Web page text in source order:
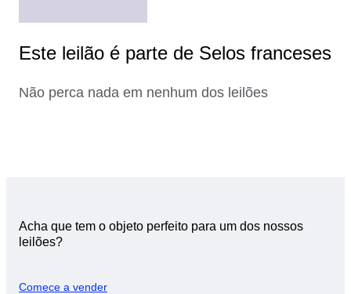
Este leilão é parte de Selos franceses
Não perca nada em nenhum dos leilões
Acha que tem o objeto perfeito para um dos nossos
leilões?
Comece a vender